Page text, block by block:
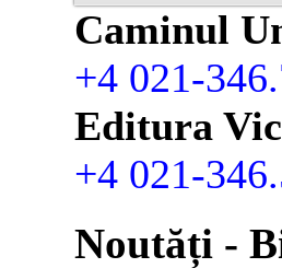
Caminul
+4 021-
Editura
+4 021-
Noutăți -